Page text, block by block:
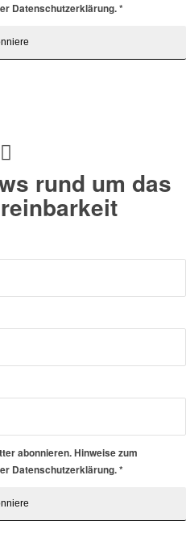
Datenschutzerklärung.*
rund um das
abonnieren. Hinweise zum
Datenschutzerklärung.*